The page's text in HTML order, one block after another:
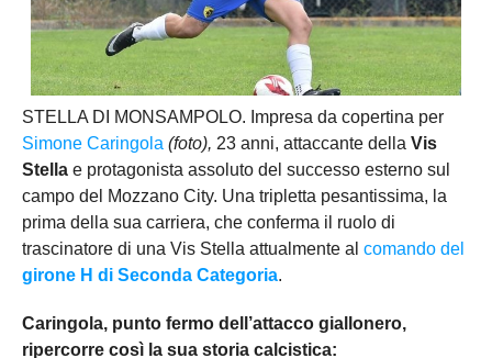
STELLA DI MONSAMPOLO. Impresa da copertina per
Simone Caringola (foto), 23 anni, attaccante della Vis
Stella e protagonista assoluto del successo esterno sul
campo del Mozzano City. Una tripletta pesantissima, la
prima della sua carriera, che conferma il ruolo di
trascinatore di una Vis Stella attualmente al comando del
girone H di Seconda Categoria.
Caringola, punto fermo dell’attacco giallonero,
ripercorre così la sua storia calcistica: